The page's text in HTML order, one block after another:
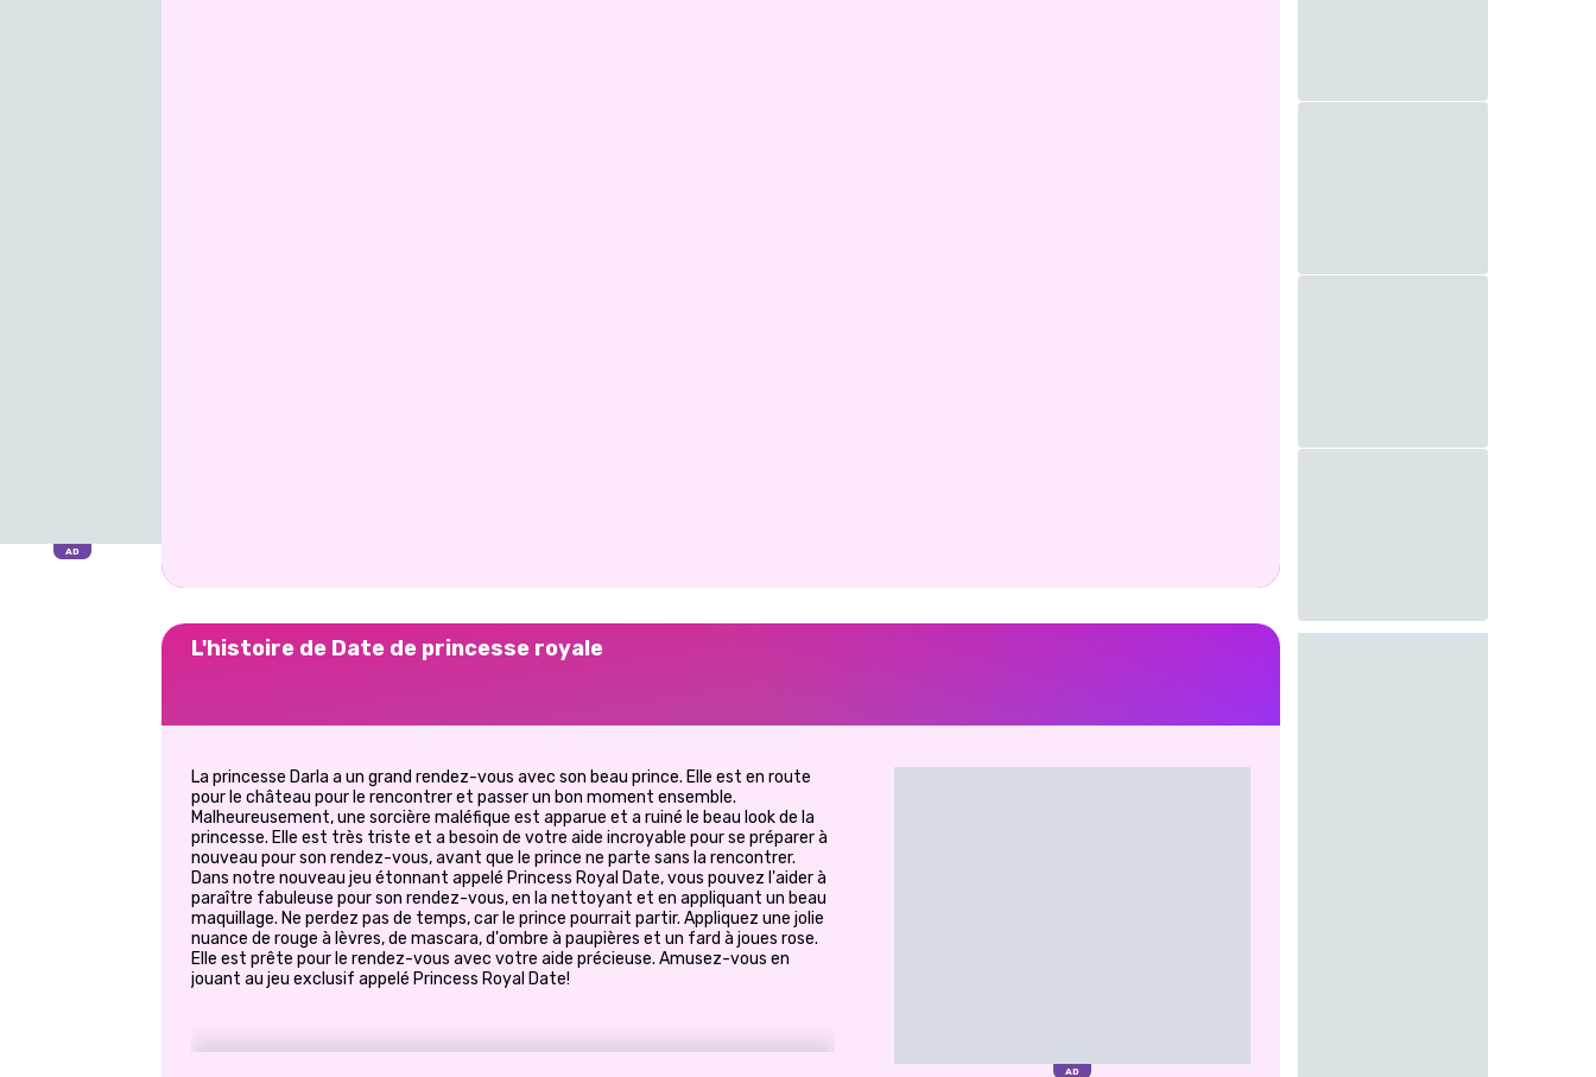
L'histoire de Date de princesse royale
La princesse Darla a un grand rendez-vous avec son beau prince. Elle est en route
pour le château pour le rencontrer et passer un bon moment ensemble.
Malheureusement, une sorcière maléfique est apparue et a ruiné le beau look de la
princesse. Elle est très triste et a besoin de votre aide incroyable pour se préparer à
nouveau pour son rendez-vous, avant que le prince ne parte sans la rencontrer.
Dans notre nouveau jeu étonnant appelé Princess Royal Date, vous pouvez l'aider à
paraître fabuleuse pour son rendez-vous, en la nettoyant et en appliquant un beau
maquillage. Ne perdez pas de temps, car le prince pourrait partir. Appliquez une jolie
nuance de rouge à lèvres, de mascara, d'ombre à paupières et un fard à joues rose.
Elle est prête pour le rendez-vous avec votre aide précieuse. Amusez-vous en
jouant au jeu exclusif appelé Princess Royal Date!